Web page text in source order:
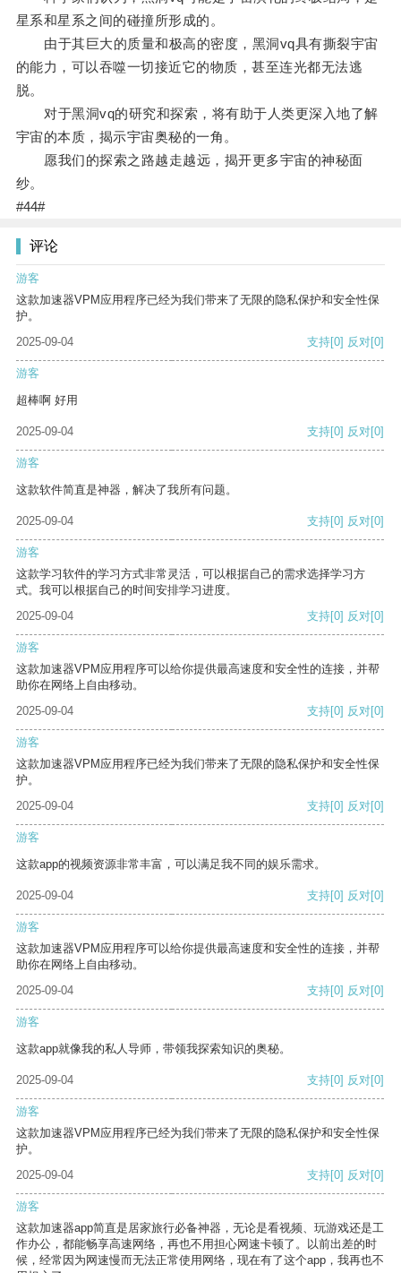
星系和星系之间的碰撞所形成的。
由于其巨大的质量和极高的密度，黑洞vq具有撕裂宇宙
的能力，可以吞噬一切接近它的物质，甚至连光都无法逃
脱。
对于黑洞vq的研究和探索，将有助于人类更深入地了解
宇宙的本质，揭示宇宙奥秘的一角。
愿我们的探索之路越走越远，揭开更多宇宙的神秘面
纱。
#44#
评论
游客
这款加速器VPM应用程序已经为我们带来了无限的隐私保护和安全性保
护。
2025-09-04
支持[0] 反对[0]
游客
超棒啊 好用
2025-09-04 支持[0] 反对[0]
游客
这款软件简直是神器，解决了我所有问题。
2025-09-04 支持[0] 反对[0]
游客
这款学习软件的学习方式非常灵活，可以根据自己的需求选择学习方
式。我可以根据自己的时间安排学习进度。
2025-09-04
支持[0] 反对[0]
游客
这款加速器VPM应用程序可以给你提供最高速度和安全性的连接，并帮
助你在网络上自由移动。
2025-09-04
支持[0] 反对[0]
游客
这款加速器VPM应用程序已经为我们带来了无限的隐私保护和安全性保
护。
2025-09-04
支持[0] 反对[0]
游客
这款app的视频资源非常丰富，可以满足我不同的娱乐需求。
2025-09-04 支持[0] 反对[0]
游客
这款加速器VPM应用程序可以给你提供最高速度和安全性的连接，并帮
助你在网络上自由移动。
2025-09-04
支持[0] 反对[0]
游客
这款app就像我的私人导师，带领我探索知识的奥秘。
2025-09-04 支持[0] 反对[0]
游客
这款加速器VPM应用程序已经为我们带来了无限的隐私保护和安全性保
护。
2025-09-04
支持[0] 反对[0]
游客
这款加速器app简直是居家旅行必备神器，无论是看视频、玩游戏还是工
作办公，都能畅享高速网络，再也不用担心网速卡顿了。以前出差的时
候，经常因为网速慢而无法正常使用网络，现在有了这个app，我再也不